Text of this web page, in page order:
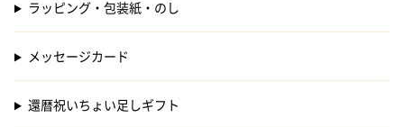
ラッピング・包装紙・のし
メッセージカード
還暦祝いちょい足しギフト